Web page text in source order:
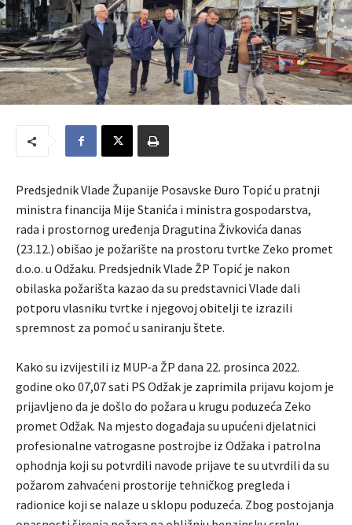
Predsjednik Vlade Županije Posavske Đuro Topić u pratnji
ministra financija Mije Stanića i ministra gospodarstva,
rada i prostornog uređenja Dragutina Živkovića danas
(23.12.) obišao je požarište na prostoru tvrtke Zeko promet
d.o.o. u Odžaku. Predsjednik Vlade ŽP Topić je nakon
obilaska požarišta kazao da su predstavnici Vlade dali
potporu vlasniku tvrtke i njegovoj obitelji te izrazili
spremnost za pomoć u saniranju štete.
Kako su izvijestili iz MUP-a ŽP dana 22. prosinca 2022.
godine oko 07,07 sati PS Odžak je zaprimila prijavu kojom je
prijavljeno da je došlo do požara u krugu poduzeća Zeko
promet Odžak. Na mjesto događaja su upućeni djelatnici
profesionalne vatrogasne postrojbe iz Odžaka i patrolna
ophodnja koji su potvrdili navode prijave te su utvrdili da su
požarom zahvaćeni prostorije tehničkog pregleda i
radionice koji se nalaze u sklopu poduzeća. Zbog postojanja